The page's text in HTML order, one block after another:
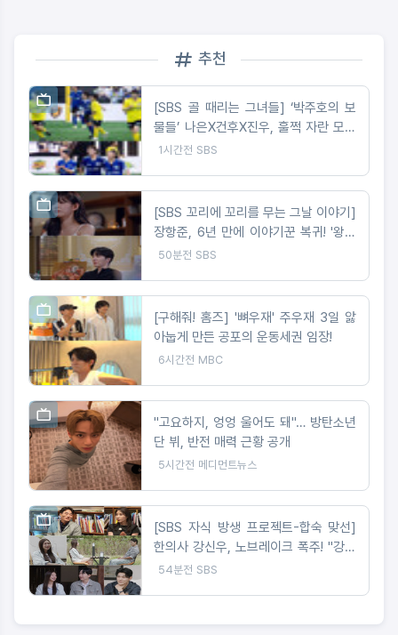
추천
[SBS 골 때리는 그녀들] ‘박주호의 보
물들’ 나은X건후X진우, 훌쩍 자란 모습
으로 ‘골때녀’ 출격! 올스타전 깜짝 필드
1시간전 SBS
[SBS 꼬리에 꼬리를 무는 그날 이야기]
장항준, 6년 만에 이야기꾼 복귀! '왕사
남' 감독이 직접 들려주는 '단종 이야기'
50분전 SBS
[구해줘! 홈즈] '뼈우재' 주우재 3일 앓
아눕게 만든 공포의 운동세권 임장!
6시간전 MBC
"고요하지, 엉엉 울어도 돼"… 방탄소년
단 뷔, 반전 매력 근황 공개
5시간전 메디먼트뉴스
[SBS 자식 방생 프로젝트-합숙 맞선]
한의사 강신우, 노브레이크 폭주! "강신
우가 이성을 잃었다" 무슨 일?
54분전 SBS